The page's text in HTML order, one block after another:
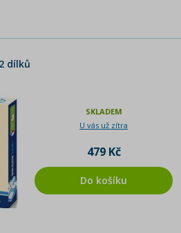
dílků
SKLADEM
U vás už zítra
479 Kč
Do košíku